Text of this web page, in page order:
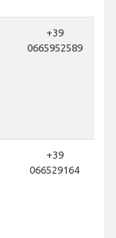
+39
0665952589
+39
066529164